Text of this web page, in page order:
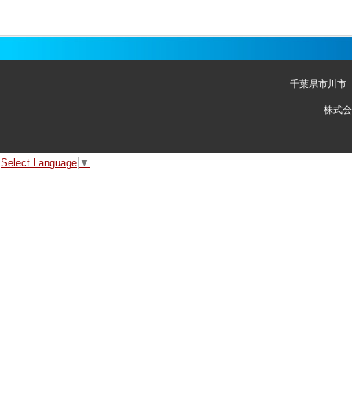
千葉県市川市
株式
Select Language ▼